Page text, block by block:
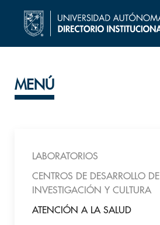
MENÚ
LABORATORIOS
CENTROS DE DESARROLLO DE
INVESTIGACIÓN Y CULTURA
ATENCIÓN A LA SALUD